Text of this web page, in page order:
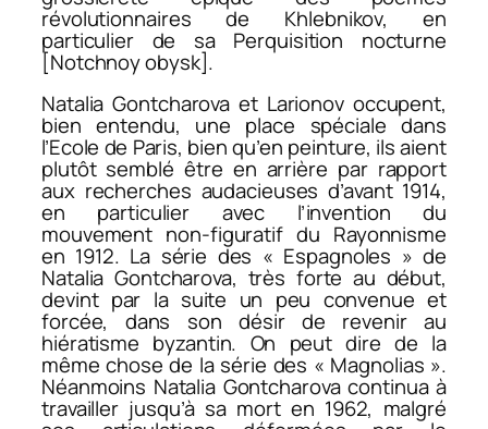
révolutionnaires de Khlebnikov, en
particulier de sa Perquisition nocturne
[Notchnoy obysk].
Natalia Gontcharova et Larionov occupent,
bien entendu, une place spéciale dans
l’Ecole de Paris, bien qu’en peinture, ils aient
plutôt semblé être en arrière par rapport
aux recherches audacieuses d’avant 1914,
en particulier avec l’invention du
mouvement non-figuratif du Rayonnisme
en 1912. La série des « Espagnoles » de
Natalia Gontcharova, très forte au début,
devint par la suite un peu convenue et
forcée, dans son désir de revenir au
hiératisme byzantin. On peut dire de la
même chose de la série des « Magnolias ».
Néanmoins Natalia Gontcharova continua à
travailler jusqu’à sa mort en 1962, malgré